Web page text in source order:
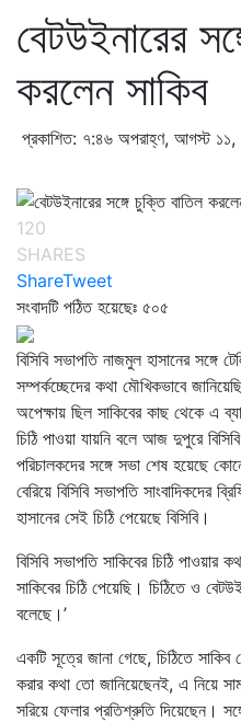
বেটউইনারের
করলেন সাকিব
প্রকাশিত: ৭:৪৬ অপরাহ্ণ, আগস্ট
120
SHARES
ShareTweet
সংবাদটি পঠিত হয়েছেঃ ৫০৫
বিসিবি সভাপতি নাজমুল হাসানের সঙ্গে
সম্পর্কচ্ছেদের কথা মৌখিকভাবে
অপেক্ষায় ছিল সাকিবের কাছ থেকে এ
চিঠি পাওয়া যায়নি বলে আজ দুপুরে
পরিচালকদের সঙ্গে সভা শেষ হয়েছে
বেরিয়ে বিসিবি সভাপতি সাংবাদিকদের
হাসানের সেই চিঠি পেয়েছে বিসিবি।
বিসিবি সভাপতি সাকিবের চিঠি পাওয়ার
সাকিবের চিঠি পেয়েছি। চিঠিতে ও
বলেছে।’
একটি সূত্রে জানা গেছে, চিঠিতে সাকিব
করার কথা তো জানিয়েছেনই, এ নিয়ে
সরিয়ে ফেলার প্রতিশ্রুতি দিয়েছেন।